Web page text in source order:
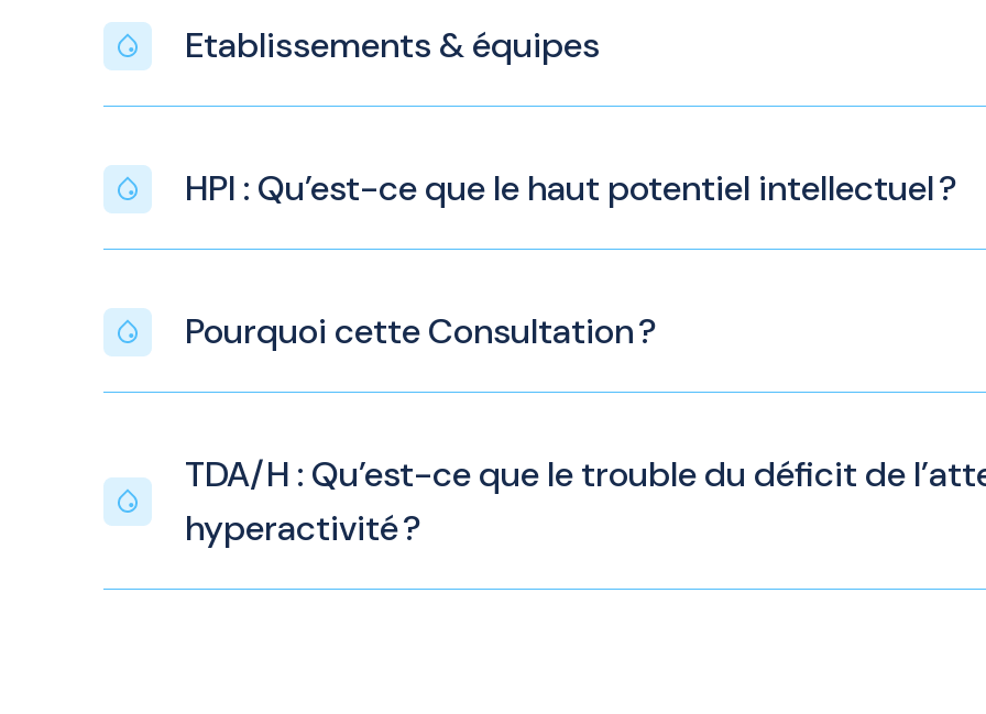
Etablissements & équipes
HPI : Qu’est-ce que le haut potentiel intellectuel ?
Pourquoi cette Consultation ?
TDA/H : Qu’est-ce que le trouble du déficit de
hyperactivité ?